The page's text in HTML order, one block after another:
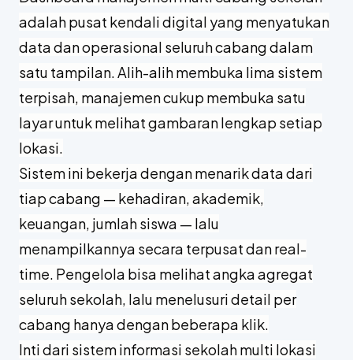
adalah pusat kendali digital yang menyatukan
data dan operasional seluruh cabang dalam
satu tampilan. Alih-alih membuka lima sistem
terpisah, manajemen cukup membuka satu
layar untuk melihat gambaran lengkap setiap
lokasi.
Sistem ini bekerja dengan menarik data dari
tiap cabang — kehadiran, akademik,
keuangan, jumlah siswa — lalu
menampilkannya secara terpusat dan real-
time. Pengelola bisa melihat angka agregat
seluruh sekolah, lalu menelusuri detail per
cabang hanya dengan beberapa klik.
Inti dari sistem informasi sekolah multi lokasi